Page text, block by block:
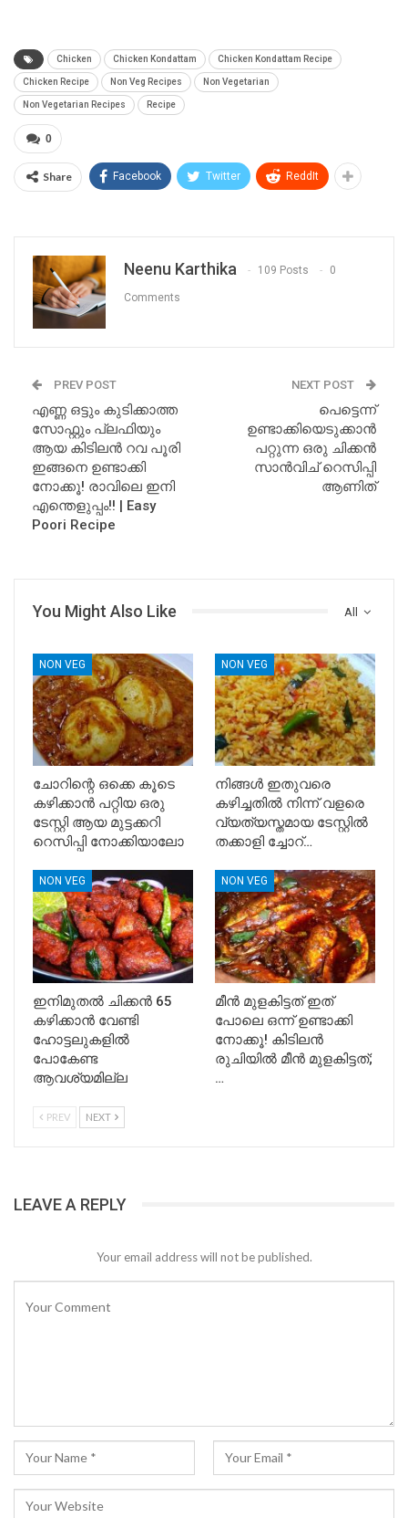
Chicken Chicken Kondattam Chicken Kondattam Recipe
Chicken Recipe Non Veg Recipes Non Vegetarian
Non Vegetarian Recipes Recipe
0
Share Facebook Twitter ReddIt
Neenu Karthika 109 Posts 0
Comments
PREV POST
എണ്ണ ഒട്ടും കുടിക്കാത്ത
സോഫ്റ്റും പ്ലഫിയും
ആയ കിടിലൻ റവ പൂരി
ഇങ്ങനെ ഉണ്ടാക്കി
നോക്കൂ! രാവിലെ ഇനി
എന്തെളുപ്പം!! | Easy
Poori Recipe
NEXT POST
പെട്ടെന്ന്
ഉണ്ടാക്കിയെടുക്കാൻ
പറ്റുന്ന ഒരു ചിക്കൻ
സാൻവിച് റെസിപ്പി
ആണിത്
All
You Might Also Like
NON VEG
ചോറിന്റെ ഒക്കെ കൂടെ
കഴിക്കാൻ പറ്റിയ ഒരു
ടേസ്റ്റി ആയ മുട്ടക്കറി
റെസിപ്പി നോക്കിയാലോ
NON VEG
നിങ്ങൾ ഇതുവരെ
കഴിച്ചതിൽ നിന്ന് വളരെ
വ്യത്യസ്തമായ ടേസ്റ്റിൽ
തക്കാളി ച്ചോറ്…
NON VEG
ഇനിമുതൽ ചിക്കൻ 65
കഴിക്കാൻ വേണ്ടി
ഹോട്ടലുകളിൽ
പോകേണ്ട
ആവശ്യമില്ല
NON VEG
മീൻ മുളകിട്ടത് ഇത്
പോലെ ഒന്ന് ഉണ്ടാക്കി
നോക്കൂ! കിടിലൻ
രുചിയിൽ മീൻ മുളകിട്ടത്;
…
PREV NEXT
LEAVE A REPLY
Your email address will not be published.